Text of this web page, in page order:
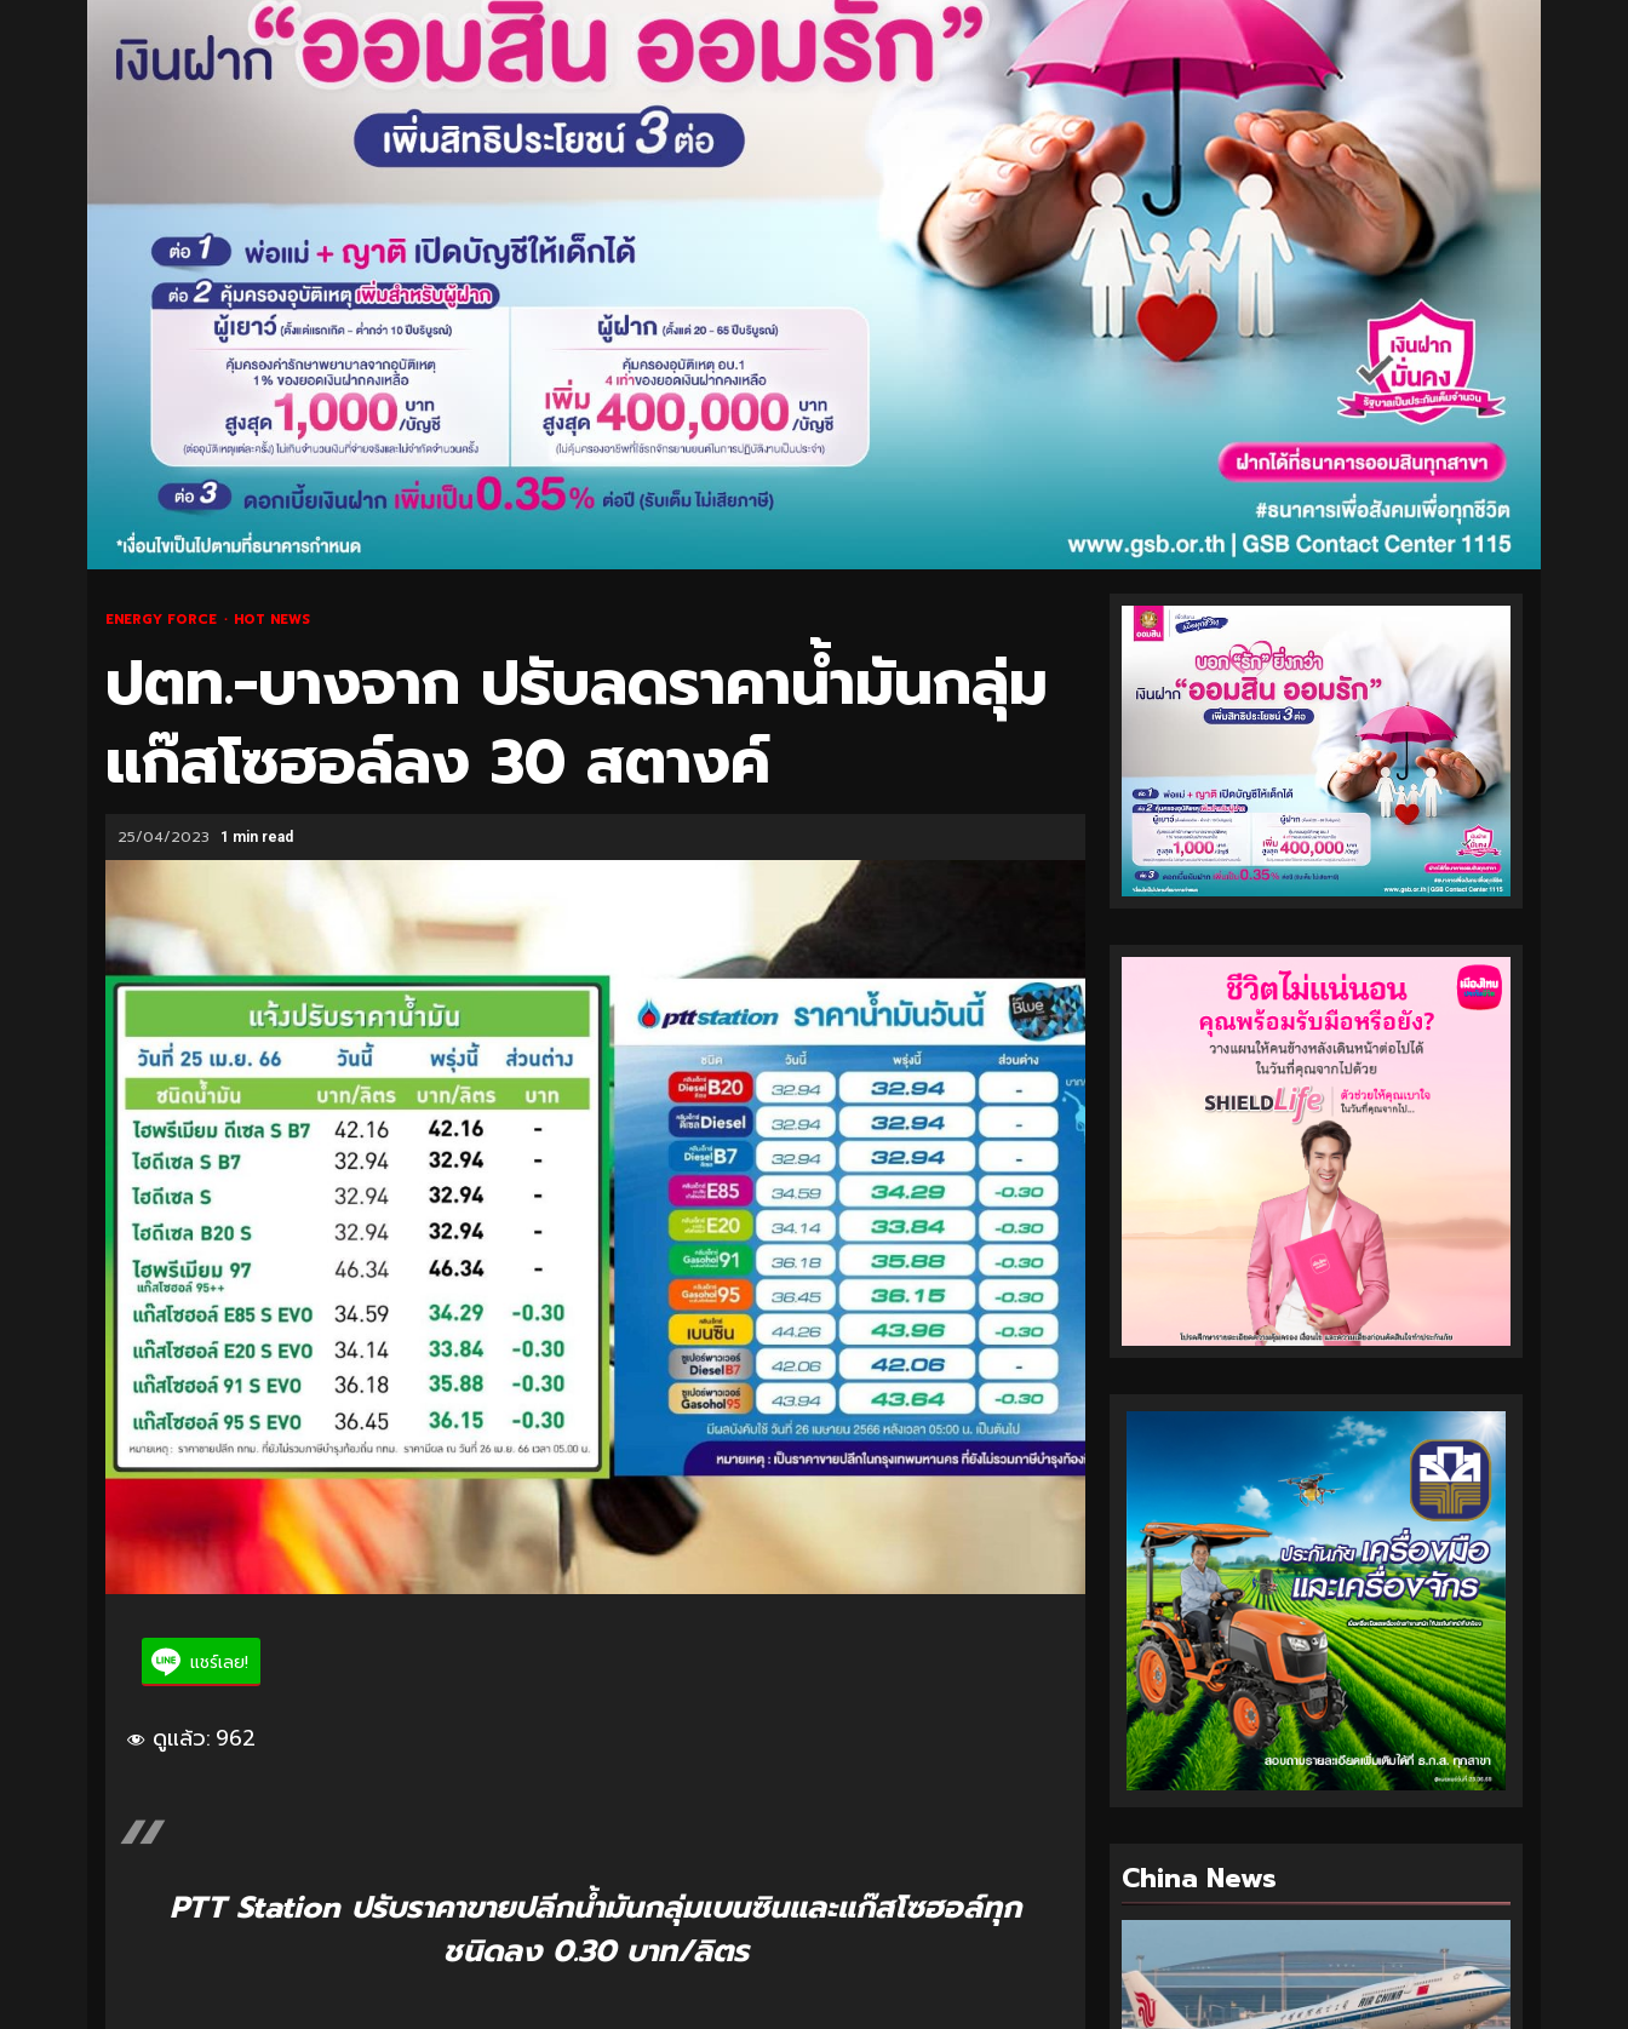
ENERGY FORCE HOT NEWS
ปตท.-บางจาก ปรับลดราคาน้ำมันกลุ่ม
แก๊สโซฮอล์ลง 30 สตางค์
25/04/2023 1 min read
แชร์เลย!
ดูแล้ว: 962
PTT Station ปรับราคาขายปลีกน้ำมันกลุ่มเบนซินและแก๊สโซฮอล์ทุก
ชนิดลง 0.30 บาท/ลิตร
China News